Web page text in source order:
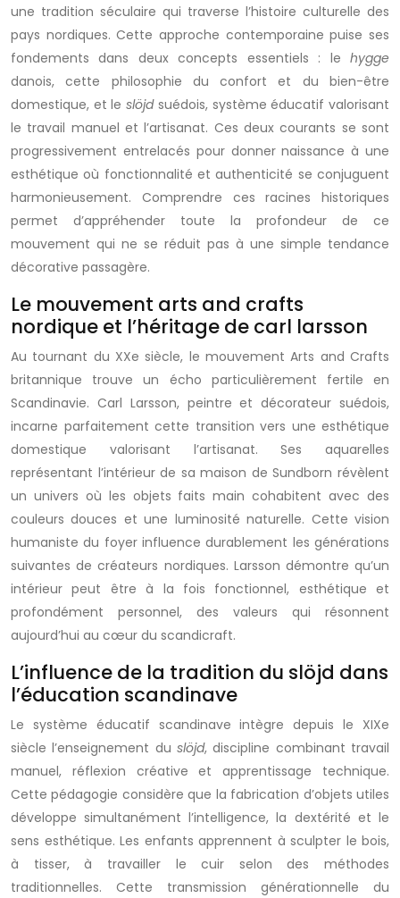
une tradition séculaire qui traverse l’histoire culturelle des
pays nordiques. Cette approche contemporaine puise ses
fondements dans deux concepts essentiels : le hygge
danois, cette philosophie du confort et du bien-être
domestique, et leslöjdsuédois, système éducatif valorisant
le travail manuel et l’artisanat. Ces deux courants se sont
progressivement entrelacés pour donner naissance à une
esthétique où fonctionnalité et authenticité se conjuguent
harmonieusement. Comprendre ces racines historiques
permet d’appréhender toute la profondeur de ce
mouvement qui ne se réduit pas à une simple tendance
décorative passagère.
Le mouvement arts and crafts
nordique et l’héritage de carl larsson
Au tournant du XXe siècle, le mouvement Arts and Crafts
britannique trouve un écho particulièrement fertile en
Scandinavie. Carl Larsson, peintre et décorateur suédois,
incarne parfaitement cette transition vers une esthétique
domestique valorisant l’artisanat. Ses aquarelles
représentant l’intérieur de sa maison de Sundborn révèlent
un univers où les objets faits main cohabitent avec des
couleurs douces et une luminosité naturelle. Cette vision
humaniste du foyer influence durablement les générations
suivantes de créateurs nordiques. Larsson démontre qu’un
intérieur peut être à la fois fonctionnel, esthétique et
profondément personnel, des valeurs qui résonnent
aujourd’hui au cœur du scandicraft.
L’influence de la tradition du slöjd dans
l’éducation scandinave
Le système éducatif scandinave intègre depuis le XIXe
siècle l’enseignement du slöjd, discipline combinant travail
manuel, réflexion créative et apprentissage technique.
Cette pédagogie considère que la fabrication d’objets utiles
développe simultanément l’intelligence, la dextérité et le
sens esthétique. Les enfants apprennent à sculpter le bois,
à tisser, à travailler le cuir selon des méthodes
traditionnelles. Cette transmission générationnelle du